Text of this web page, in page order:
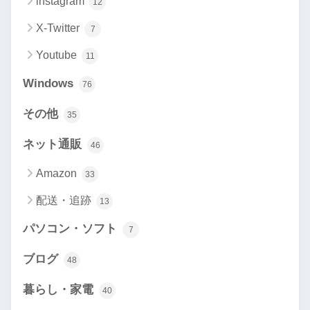
X-Twitter 7
Youtube 11
Windows 76
その他 35
ネット通販 46
Amazon 33
配送・追跡 13
パソコン・ソフト 7
ブログ 48
暮らし・家電 40